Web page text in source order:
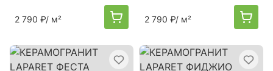
2 790 ₽/ м² 2 790 ₽/ м²